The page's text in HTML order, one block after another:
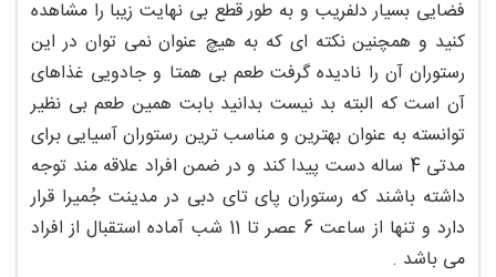
فضایی بسیار دلفریب و به طور قطع بی نهایت زیبا را مشاهده
کنید و همچنین نکته ای که به هیچ عنوان نمی توان در این
رستوران آن را نادیده گرفت طعم بی همتا و جادویی غذاهای
آن است که البته بد نیست بدانید بابت همین طعم بی نظیر
توانسته به عنوان بهترین و مناسب ترین رستوران آسیایی برای
مدتی 4 ساله دست پیدا کند و در ضمن افراد علاقه مند توجه
داشته باشند که رستوران پای تای دبی در مدینت جُمیرا قرار
دارد و تنها از ساعت 6 عصر تا 11 شب آماده استقبال از افراد
می باشد .